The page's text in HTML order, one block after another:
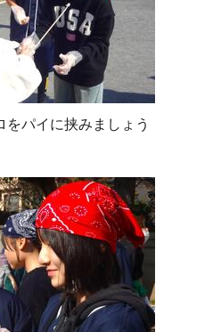
をパイに挟みましょう